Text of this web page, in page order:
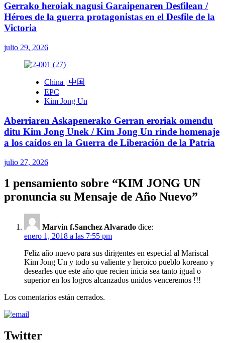
Gerrako heroiak nagusi Garaipenaren Desfilean /
Héroes de la guerra protagonistas en el Desfile de la
Victoria
julio 29, 2026
China | 中国
EPC
Kim Jong Un
Aberriaren Askapenerako Gerran eroriak omendu
ditu Kim Jong Unek / Kim Jong Un rinde homenaje
a los caídos en la Guerra de Liberación de la Patria
julio 27, 2026
1 pensamiento sobre “KIM JONG UN
pronuncia su Mensaje de Año Nuevo”
Marvin f.Sanchez Alvarado dice:
enero 1, 2018 a las 7:55 pm
Feliz año nuevo para sus dirigentes en especial al Mariscal
Kim Jong Un y todo su valiente y heroico pueblo koreano y
desearles que este año que recien inicia sea tanto igual o
superior en los logros alcanzados unidos venceremos !!!
Los comentarios están cerrados.
Twitter